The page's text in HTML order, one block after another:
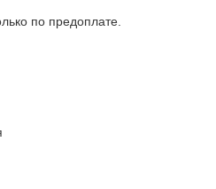
по предоплате.